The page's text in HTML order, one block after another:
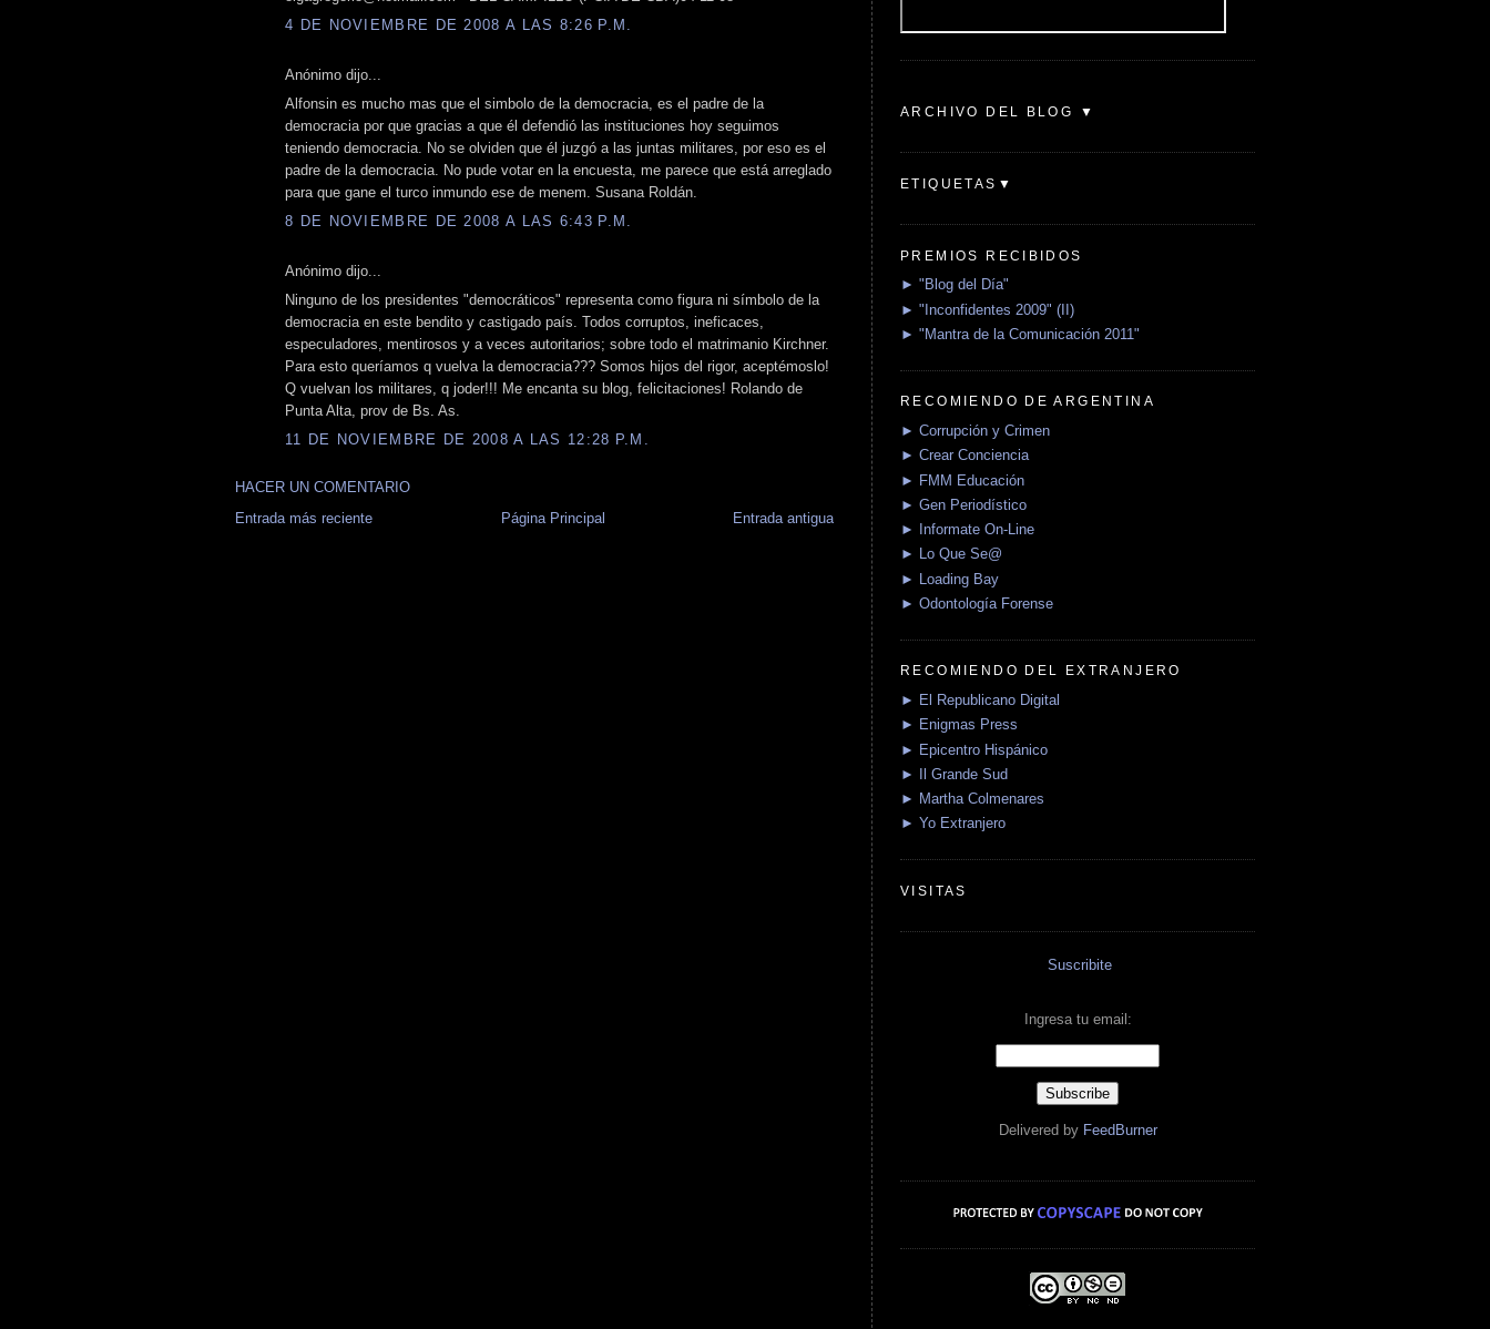
4 DE NOVIEMBRE DE 2008 A LAS 8:26 P.M.
Anónimo dijo...
Alfonsin es mucho mas que el simbolo de la democracia, es el padre de la
democracia por que gracias a que él defendió las instituciones hoy seguimos
teniendo democracia. No se olviden que él juzgó a las juntas militares, por eso es el
padre de la democracia. No pude votar en la encuesta, me parece que está arreglado
para que gane el turco inmundo ese de menem. Susana Roldán.
8 DE NOVIEMBRE DE 2008 A LAS 6:43 P.M.
Anónimo dijo...
Ninguno de los presidentes "democráticos" representa como figura ni símbolo de la
democracia en este bendito y castigado país. Todos corruptos, ineficaces,
especuladores, mentirosos y a veces autoritarios; sobre todo el matrimanio Kirchner.
Para esto queríamos q vuelva la democracia??? Somos hijos del rigor, aceptémoslo!
Q vuelvan los militares, q joder!!! Me encanta su blog, felicitaciones! Rolando de
Punta Alta, prov de Bs. As.
11 DE NOVIEMBRE DE 2008 A LAS 12:28 P.M.
HACER UN COMENTARIO
Entrada más reciente
Entrada antigua
Página Principal
ARCHIVO DEL BLOG ▼
ETIQUETAS▼
PREMIOS RECIBIDOS
► "Blog del Día"
► "Inconfidentes 2009" (II)
► "Mantra de la Comunicación 2011"
RECOMIENDO DE ARGENTINA
► Corrupción y Crimen
► Crear Conciencia
► FMM Educación
► Gen Periodístico
► Informate On-Line
► Lo Que Se@
► Loading Bay
► Odontología Forense
RECOMIENDO DEL EXTRANJERO
► El Republicano Digital
► Enigmas Press
► Epicentro Hispánico
► Il Grande Sud
► Martha Colmenares
► Yo Extranjero
VISITAS
Suscribite
Ingresa tu email:
Delivered by FeedBurner